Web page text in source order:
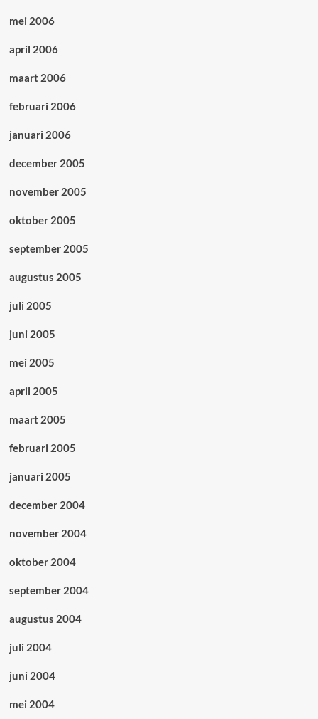
mei 2006
april 2006
maart 2006
februari 2006
januari 2006
december 2005
november 2005
oktober 2005
september 2005
augustus 2005
juli 2005
juni 2005
mei 2005
april 2005
maart 2005
februari 2005
januari 2005
december 2004
november 2004
oktober 2004
september 2004
augustus 2004
juli 2004
juni 2004
mei 2004